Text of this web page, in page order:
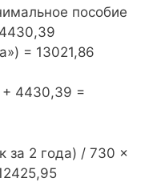
пособие
= 13021,86
4430,39 =
за 2 года) / 730 ×